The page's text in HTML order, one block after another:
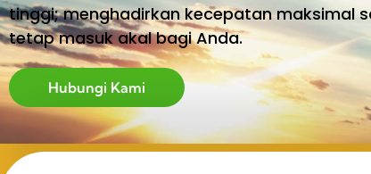
tinggi; menghadirkan kecepatan maksimal
tetap masuk akal bagi Anda.
Hubungi Kami